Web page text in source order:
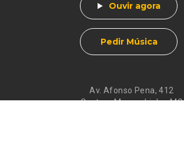
Av. Afonso Pena, 412
Centro - Muzambinho, MG
Ouvir agora
Pedir Música